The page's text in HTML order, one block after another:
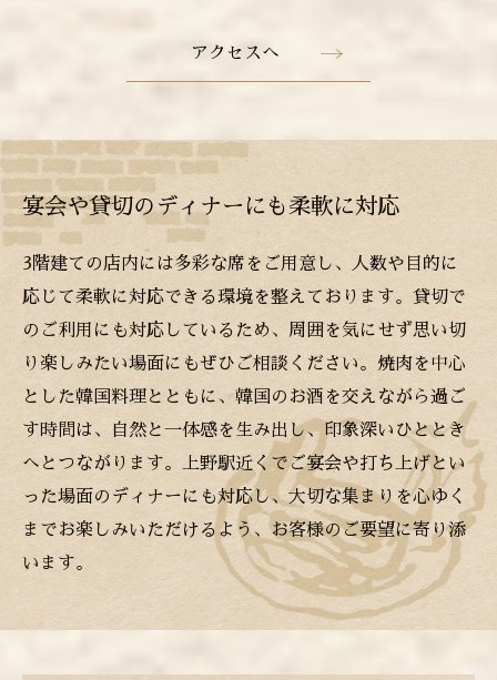
アクセスへ
宴会や貸切のディナーにも柔軟に対応
3階建ての店内には多彩な席をご用意し、人数や目的に
応じて柔軟に対応できる環境を整えております。貸切で
のご利用にも対応しているため、周囲を気にせず思い切
り楽しみたい場面にもぜひご相談ください。焼肉を中心
とした韓国料理とともに、韓国のお酒を交えながら過ご
す時間は、自然と一体感を生み出し、印象深いひととき
へとつながります。上野駅近くでご宴会や打ち上げとい
った場面のディナーにも対応し、大切な集まりを心ゆく
までお楽しみいただけるよう、お客様のご要望に寄り添
います。